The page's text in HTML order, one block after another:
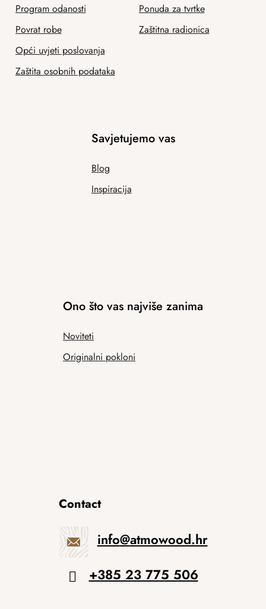
Program odanosti
Povrat robe
Opći uvjeti poslovanja
Zaštita osobnih podataka
Ponuda za tvrtke
Zaštitna radionica
Savjetujemo vas
Blog
Inspiracija
Ono što vas najviše zanima
Noviteti
Originalni pokloni
Contact
info@atmowood.hr
+385 23 775 506